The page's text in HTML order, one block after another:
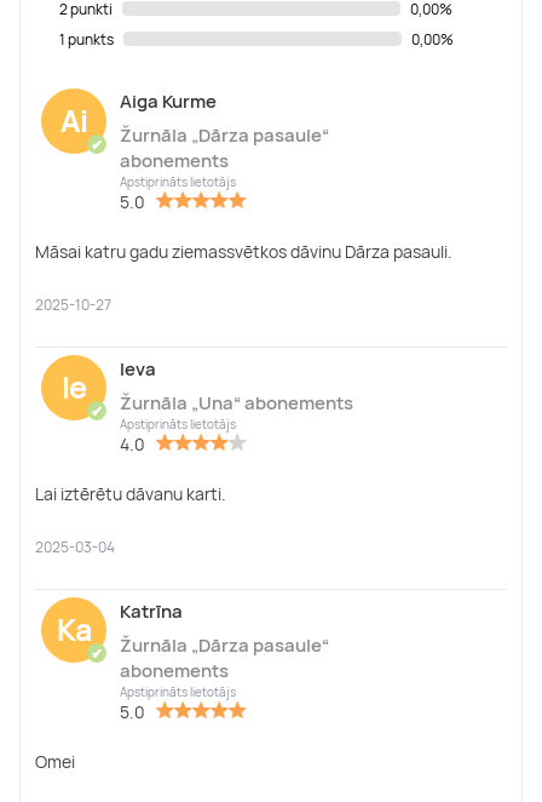
2 punkti
0,00%
1 punkts
0,00%
Ai
✔
Aiga Kurme
Žurnāla „Dārza pasaule“
abonements
Apstiprināts lietotājs
5.0
Māsai katru gadu ziemassvētkos dāvinu Dārza pasauli.
2025-10-27
Ie
✔
Ieva
Žurnāla „Una“ abonements
Apstiprināts lietotājs
4.0
Lai iztērētu dāvanu karti.
2025-03-04
Ka
✔
Katrīna
Žurnāla „Dārza pasaule“
abonements
Apstiprināts lietotājs
5.0
Omei